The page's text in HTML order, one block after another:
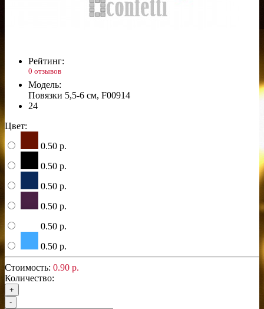
Рейтинг:
0 отзывов
Модель:
Повязки 5,5-6 см, F00914
24
Цвет:
0.50 р.
0.50 р.
0.50 р.
0.50 р.
0.50 р.
0.50 р.
Стоимость: 0.90 р.
Количество:
+
-